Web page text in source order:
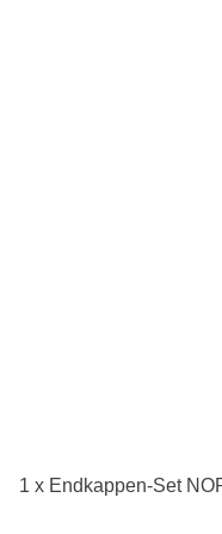
1 x Endkappen-Set